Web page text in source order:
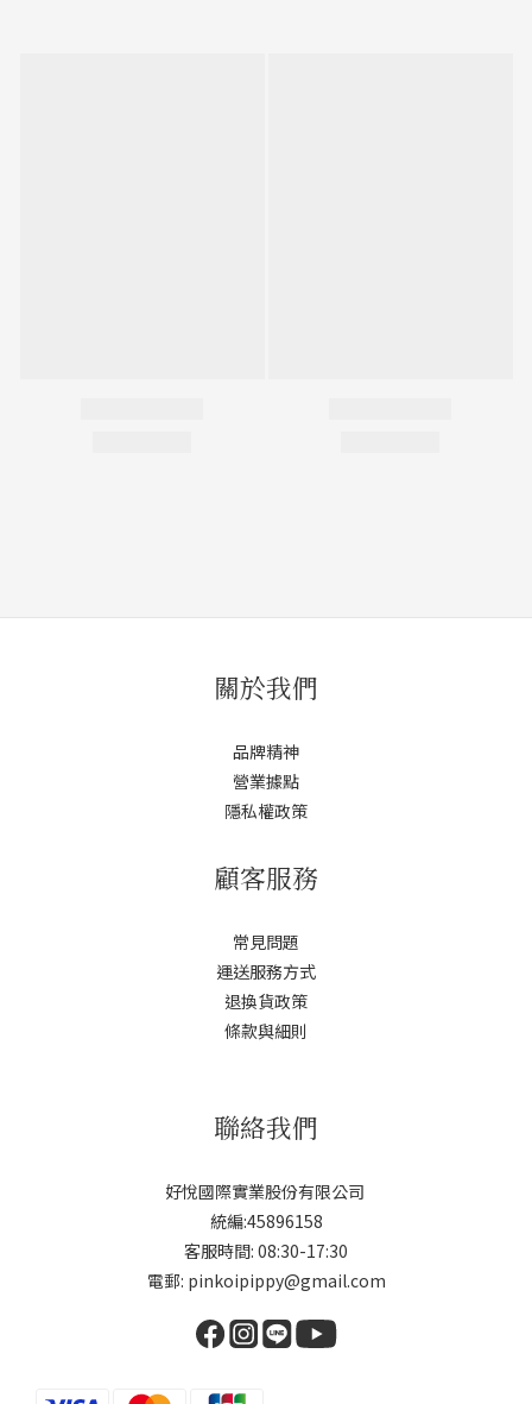
關於我們
品牌精神
營業據點
隱私權政策
顧客服務
常見問題
運送服務方式
退換貨政策
條款與細則
聯絡我們
好悅國際實業股份有限公司
統編:45896158
客服時間: 08:30-17:30
電郵: pinkoipippy@gmail.com